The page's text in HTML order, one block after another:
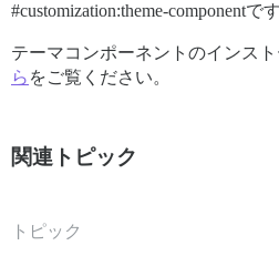
#customization:theme-componentです
テーマコンポーネントのインス
ら をご覧ください。
関連トピック
トピック